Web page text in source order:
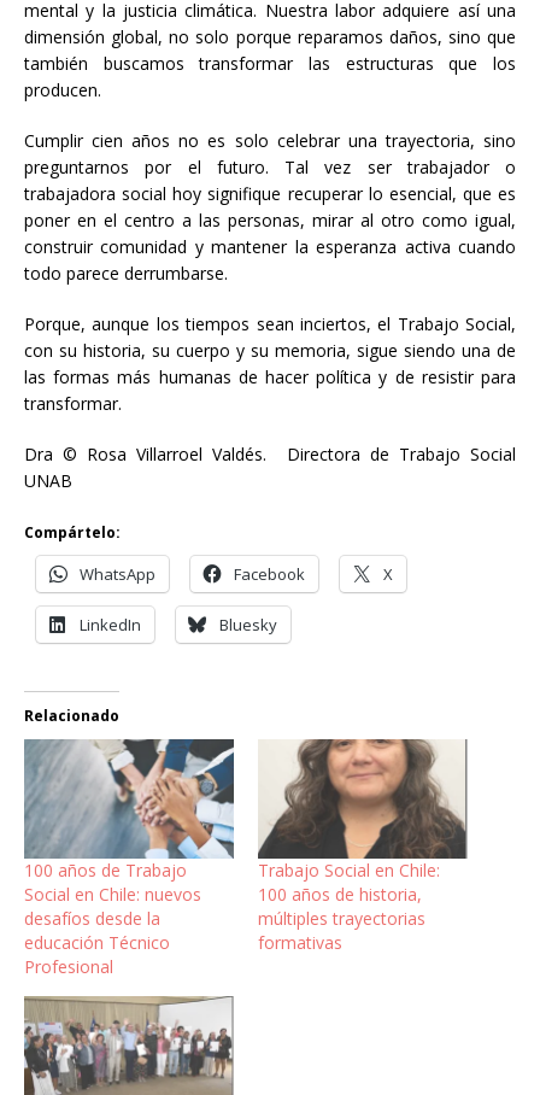
mental y la justicia climática. Nuestra labor adquiere así una
dimensión global, no solo porque reparamos daños, sino que
también buscamos transformar las estructuras que los
producen.
Cumplir cien años no es solo celebrar una trayectoria, sino
preguntarnos por el futuro. Tal vez ser trabajador o
trabajadora social hoy signifique recuperar lo esencial, que es
poner en el centro a las personas, mirar al otro como igual,
construir comunidad y mantener la esperanza activa cuando
todo parece derrumbarse.
Porque, aunque los tiempos sean inciertos, el Trabajo Social,
con su historia, su cuerpo y su memoria, sigue siendo una de
las formas más humanas de hacer política y de resistir para
transformar.
Dra © Rosa Villarroel Valdés. Directora de Trabajo Social
UNAB
Compártelo:
WhatsApp Facebook X
LinkedIn Bluesky
Relacionado
100 años de Trabajo
Social en Chile: nuevos
desafíos desde la
educación Técnico
Profesional
Trabajo Social en Chile:
100 años de historia,
múltiples trayectorias
formativas